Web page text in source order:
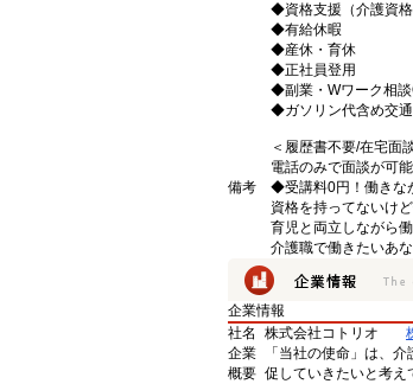
◆資格支援（介護資格
◆有給休暇
◆産休・育休
◆正社員登用
◆副業・Wワーク相談
◆ガソリン代含め交
＜履歴書不要/在宅面
電話のみで面談が可
備考
◆受講料0円！働きな
資格を持ってないけ
育児と両立しながら
介護職で働きたいあ
企業情報
社名
株式会社コトリオ
企業
概要
「当社の使命」は、
促していきたいと考